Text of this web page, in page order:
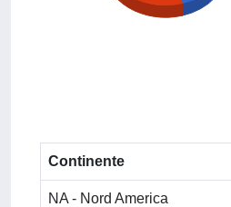
Continente
NA - Nord America